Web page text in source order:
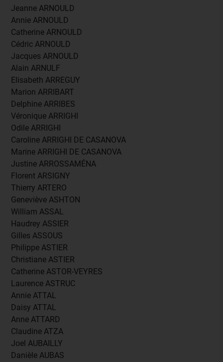
Jeanne ARNOULD
Annie ARNOULD
Catherine ARNOULD
Cédric ARNOULD
Jacques ARNOULD
Alain ARNULF
Elisabeth ARREGUY
Marion ARRIBART
Delphine ARRIBES
Véronique ARRIGHI
Odile ARRIGHI
Caroline ARRIGHI DE CASANOVA
Marine ARRIGHI DE CASANOVA
Justine ARROSSAMÉNA
Florent ARSIGNY
Thierry ARTERO
Geneviève ASHTON
William ASSAL
Haudrey ASSIER
Gilles ASSOUS
Philippe ASTIER
Christiane ASTIER
Catherine ASTOR-VEYRES
Laurence ASTRUC
Annie ATTAL
Daisy ATTAL
Anne ATTARD
Claudine ATZA
Joel AUBAILLY
Danièle AUBAS